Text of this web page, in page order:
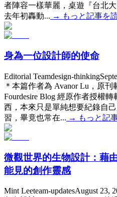
者陣容一樣華麗，桌遊『台北
去年初轟動... → もっと記事を
身為一位設計師的使命
Editorial Teamdesign-thinking
＊本篇作者為 Avanor Lu，原刊
Fourdesire Blog 經原作者授權
西，本來只是單純想要紀錄自
習，畢竟也常在... → もっと記
微觀世界的生物設計：藉
能見的創作靈感
Mint Leeteam-updatesAugust 23,